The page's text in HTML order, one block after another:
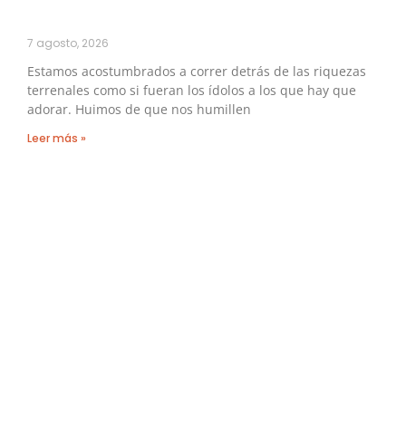
7 agosto, 2026
Estamos acostumbrados a correr detrás de las riquezas
terrenales como si fueran los ídolos a los que hay que
adorar. Huimos de que nos humillen
Leer más »